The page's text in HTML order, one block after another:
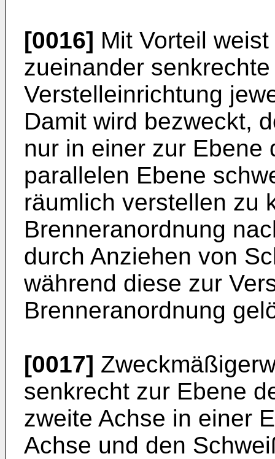
[0016] Mit Vorteil
zueinander
Verstelleinrichtung
Damit wird bezweckt,
nur in einer zur Ebene
parallelen Ebene
räumlich verstellen zu
Brenneranordnung
durch Anziehen von
während diese zur
Brenneranordnung
[0017]
senkrecht zur Ebene
zweite Achse in einer
Achse und den